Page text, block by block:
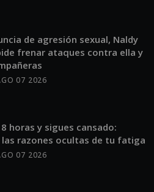
de agresión sexual, Naldy
frenar ataques contra ella y
07 2026
horas y sigues cansado:
las razones ocultas de tu fatiga
07 2026